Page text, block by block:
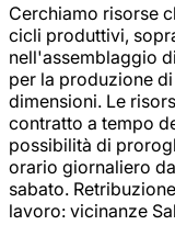
Cerchiamo risorse
cicli produttivi,
nell'assemblaggio
per la produzione
dimensioni. Le
contratto a tempo
possibilità di
orario giornaliero
sabato.
lavoro: vicinanze